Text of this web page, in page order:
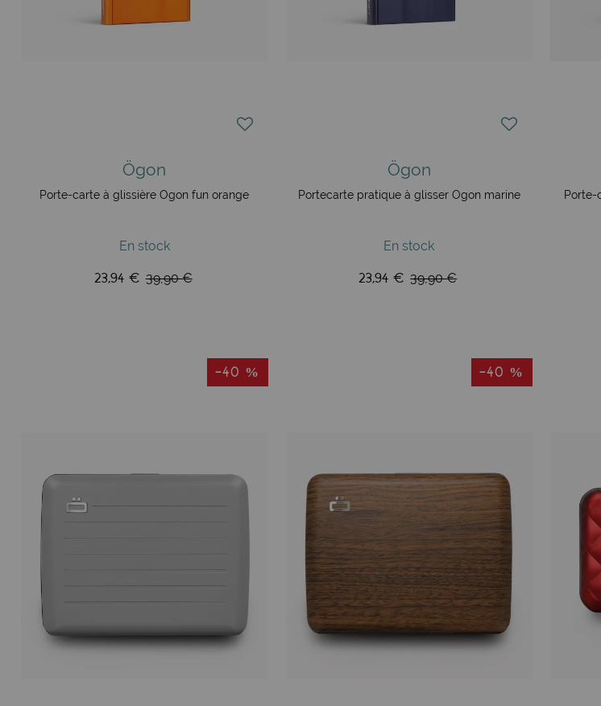
Ögon
Porte-carte à glissière Ögon fun orange
En stock
23,94 € 39,90 €
Ögon
Portecarte pratique à glisser Ögon marine
En stock
23,94 € 39,90 €
Porte-
-40 % -40 %